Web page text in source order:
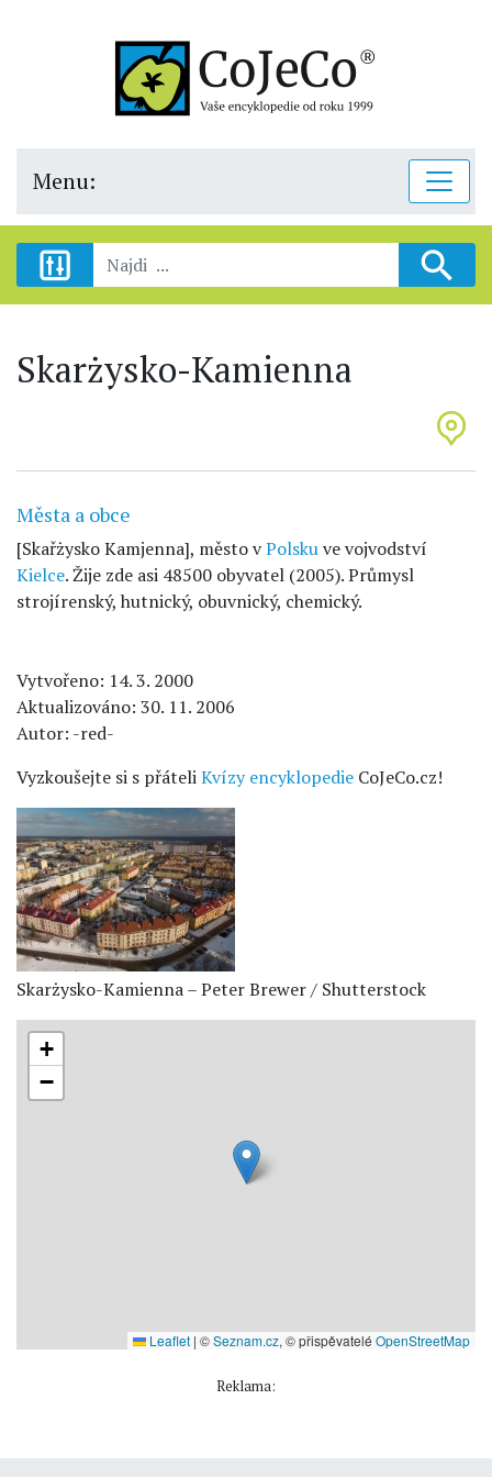
Menu:
Skarżysko-Kamienna
Města a obce
[Skařżysko Kamjenna], město vPolskuve vojvodství
Kielce. Žije zde asi 48500 obyvatel (2005). Průmysl
strojírenský, hutnický, obuvnický, chemický.
Vytvořeno: 14. 3. 2000
Aktualizováno: 30. 11. 2006
Autor: -red-
Vyzkoušejte si s přáteliKvízy encyklopedie CoJeCo.cz!
Skarżysko-Kamienna – Peter Brewer / Shutterstock
+
−
Leaflet | ©Seznam.cz, © přispěvatelé OpenStreetMap
Reklama: